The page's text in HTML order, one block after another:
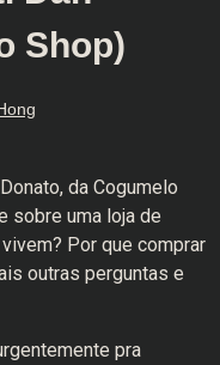
Shop)
da Cogumelo
sobre uma loja de
Por que comprar
outras perguntas e
pra